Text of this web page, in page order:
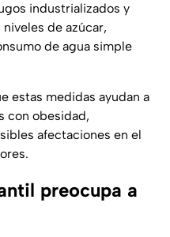
industrializados y
de azúcar,
de agua simple
estas medidas ayudan a
con obesidad,
afectaciones en el
preocupa a